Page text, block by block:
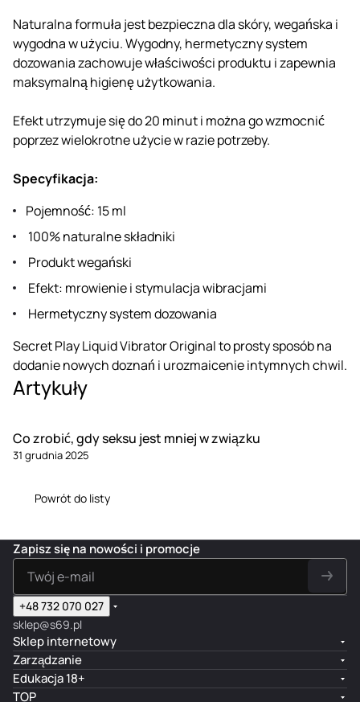
Naturalna formuła jest bezpieczna dla skóry, wegańska i
wygodna w użyciu. Wygodny, hermetyczny system
dozowania zachowuje właściwości produktu i zapewnia
maksymalną higienę użytkowania.
Efekt utrzymuje się do 20 minut i można go wzmocnić
poprzez wielokrotne użycie w razie potrzeby.
Specyfikacja:
Pojemność: 15 ml
100% naturalne składniki
Produkt wegański
Efekt: mrowienie i stymulacja wibracjami
Hermetyczny system dozowania
Secret Play Liquid Vibrator Original to prosty sposób na
dodanie nowych doznań i urozmaicenie intymnych chwil.
Artykuły
Co zrobić, gdy seksu jest mniej w związku
31 grudnia 2025
Powrót do listy
Zapisz się na nowości i promocje
+48 732 070 027
sklep@s69.pl
Sklep internetowy
Zarządzanie
Edukacja 18+
TOP